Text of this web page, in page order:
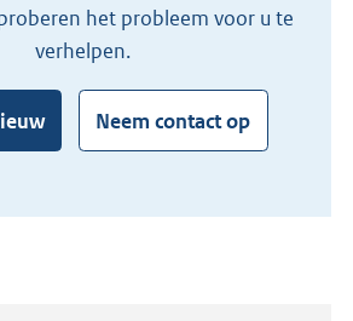
het probleem voor u te
verhelpen.
Neem contact op